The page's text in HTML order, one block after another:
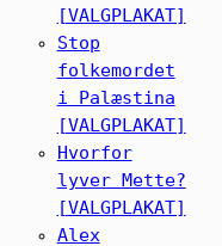
[VALGPLAKAT]
Stop
folkemordet
i Palæstina
[VALGPLAKAT]
Hvorfor
lyver Mette?
[VALGPLAKAT]
Alex